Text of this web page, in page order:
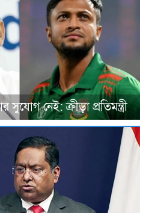
নেই: ক্রীড়া প্রতিমন্ত্রী